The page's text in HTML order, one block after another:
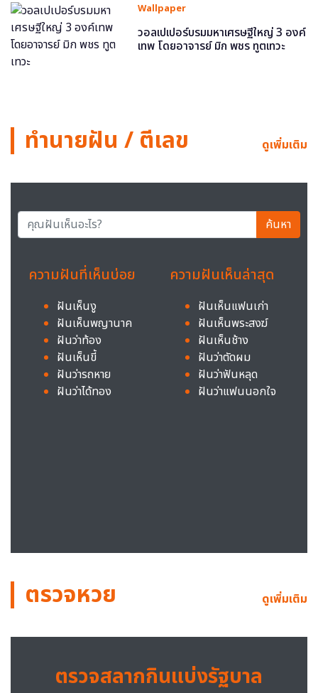
Wallpaper
วอลเปเปอร์บรมมหาเศรษฐีใหญ่ 3 องค์
เทพ โดยอาจารย์ มิก พชร ทูตเทวะ
ทำนายฝัน / ตีเลข ดูเพิ่มเติม
ค้นหา
ความฝันที่เห็นบ่อย
ฝันเห็นงู
ฝันเห็นพญานาค
ฝันว่าท้อง
ฝันเห็นขี้
ฝันว่ารถหาย
ฝันว่าได้ทอง
ความฝันเห็นล่าสุด
ฝันเห็นแฟนเก่า
ฝันเห็นพระสงฆ์
ฝันเห็นช้าง
ฝันว่าตัดผม
ฝันว่าฟันหลุด
ฝันว่าแฟนนอกใจ
ตรวจหวย ดูเพิ่มเติม
ตรวจสลากกินแบ่งรัฐบาล